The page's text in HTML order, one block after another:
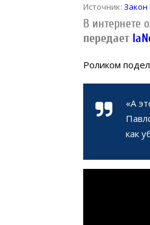
Источник: Закон
В интернете
передает
Роликом
«А
как